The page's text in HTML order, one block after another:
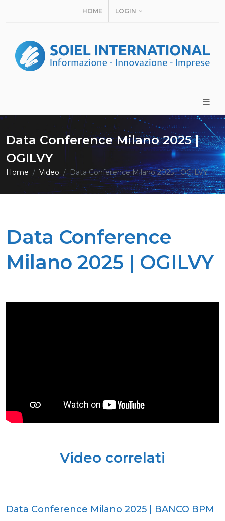
HOME LOGIN
Data Conference Milano 2025 |
OGILVY
Home Video Data Conference Milano 2025 | OGILVY
Data Conference
Milano 2025 | OGILVY
Video correlati
Data Conference Milano 2025 | BANCO BPM